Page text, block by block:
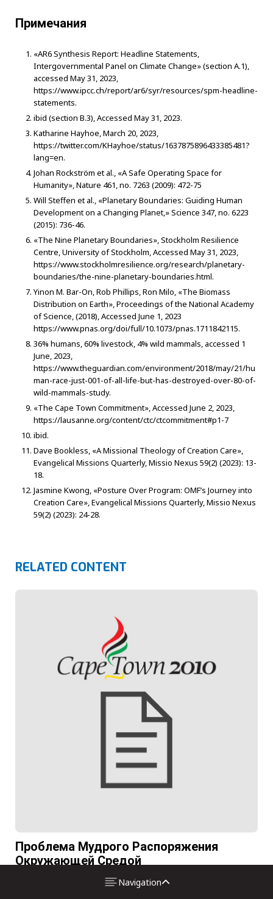
Примечания
«AR6 Synthesis Report: Headline Statements,
Intergovernmental Panel on Climate Change» (section A.1),
accessed May 31, 2023,
https://www.ipcc.ch/report/ar6/syr/resources/spm-headline-
statements.
ibid (section B.3), Accessed May 31, 2023.
Katharine Hayhoe, March 20, 2023,
https://twitter.com/KHayhoe/status/1637875896433385481?
lang=en.
Johan Rockström et al., «A Safe Operating Space for
Humanity», Nature 461, no. 7263 (2009): 472-75
Will Steffen et al., «Planetary Boundaries: Guiding Human
Development on a Changing Planet,» Science 347, no. 6223
(2015): 736-46.
«The Nine Planetary Boundaries», Stockholm Resilience
Centre, University of Stockholm, Accessed May 31, 2023,
https://www.stockholmresilience.org/research/planetary-
boundaries/the-nine-planetary-boundaries.html.
Yinon M. Bar-On, Rob Phillips, Ron Milo, «The Biomass
Distribution on Earth», Proceedings of the National Academy
of Science, (2018), Accessed June 1, 2023
https://www.pnas.org/doi/full/10.1073/pnas.1711842115.
36% humans, 60% livestock, 4% wild mammals, accessed 1
June, 2023,
https://www.theguardian.com/environment/2018/may/21/hu
man-race-just-001-of-all-life-but-has-destroyed-over-80-of-
wild-mammals-study.
«The Cape Town Commitment», Accessed June 2, 2023,
https://lausanne.org/content/ctc/ctcommitment#p1-7
ibid.
Dave Bookless, «A Missional Theology of Creation Care»,
Evangelical Missions Quarterly, Missio Nexus 59(2) (2023): 13-
18.
Jasmine Kwong, «Posture Over Program: OMF’s Journey into
Creation Care», Evangelical Missions Quarterly, Missio Nexus
59(2) (2023): 24-28.
RELATED CONTENT
Проблема Мудрого Распоряжения
Окружающей Средой
Navigation